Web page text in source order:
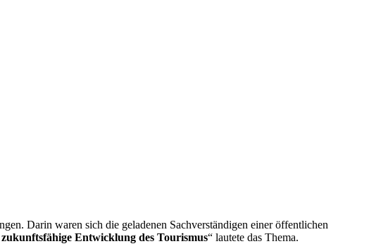
Darin waren sich die geladenen Sachverständigen einer öffentlichen
Entwicklung des Tourismus“ lautete das Thema.